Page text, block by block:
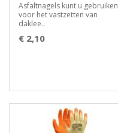
Asfaltnagels kunt u gebruiken
voor het vastzetten van
daklee..
€ 2,10